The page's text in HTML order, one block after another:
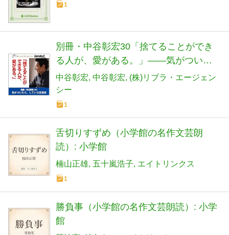
1
別冊・中谷彰宏30「捨てることができ
る人が、愛がある。」――気がついた
ら、している恋愛術
中谷彰宏 中谷彰宏 (株)リブラ・エージェン
シー
1
舌切りすずめ（小学館の名作文芸朗
読）: 小学館
楠山正雄 五十嵐浩子 エイトリンクス
1
勝負事（小学館の名作文芸朗読）: 小学
館